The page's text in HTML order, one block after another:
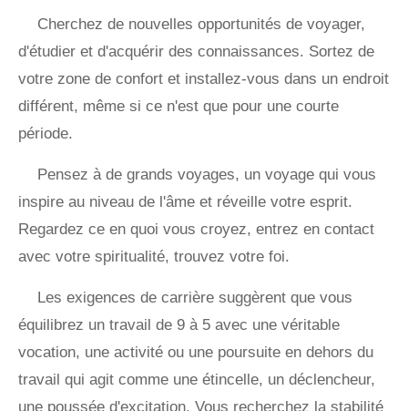
Cherchez de nouvelles opportunités de voyager,
d'étudier et d'acquérir des connaissances. Sortez de
votre zone de confort et installez-vous dans un endroit
différent, même si ce n'est que pour une courte
période.
Pensez à de grands voyages, un voyage qui vous
inspire au niveau de l'âme et réveille votre esprit.
Regardez ce en quoi vous croyez, entrez en contact
avec votre spiritualité, trouvez votre foi.
Les exigences de carrière suggèrent que vous
équilibrez un travail de 9 à 5 avec une véritable
vocation, une activité ou une poursuite en dehors du
travail qui agit comme une étincelle, un déclencheur,
une poussée d'excitation. Vous recherchez la stabilité